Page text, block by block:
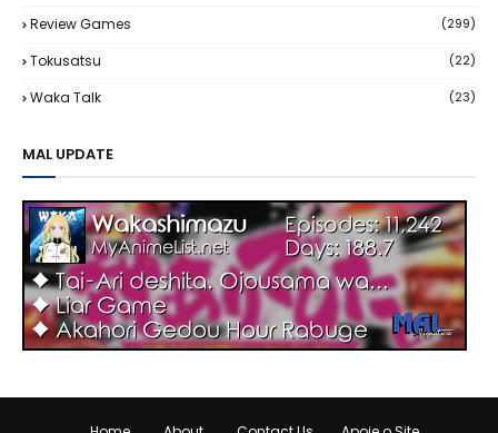
Review Games (299)
Tokusatsu (22)
Waka Talk (23)
MAL UPDATE